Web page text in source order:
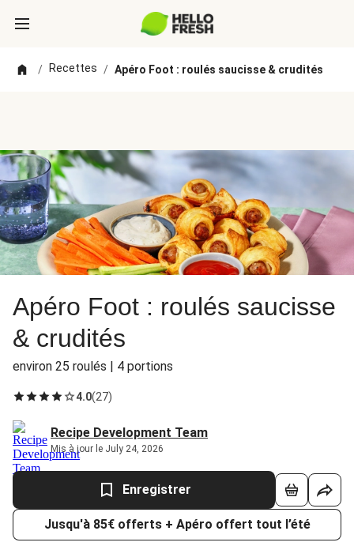
/ Recettes / Apéro Foot : roulés saucisse & crudités
Apéro Foot : roulés saucisse
& crudités
environ 25 roulés | 4 portions
4.0(27)
Recipe Development Team
Mis à jour le July 24, 2026
Enregistrer
Jusqu'à 85€ offerts + Apéro offert tout l’été